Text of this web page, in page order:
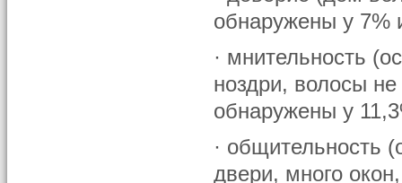
обнаружены у 7%
· мнительность
ноздри, волосы
обнаружены у
· общительность
двери, много